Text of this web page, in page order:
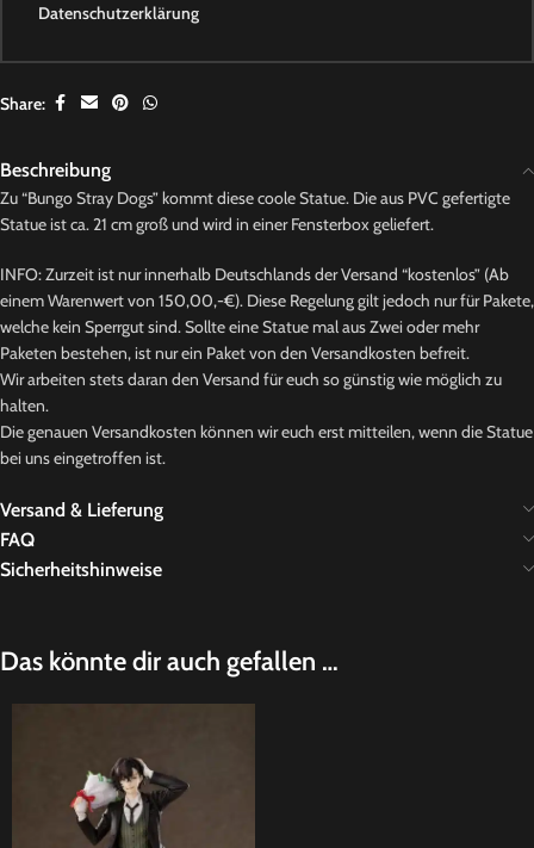
Datenschutzerklärung
Share:
Beschreibung
Zu “Bungo Stray Dogs” kommt diese coole Statue. Die aus PVC gefertigte
Statue ist ca. 21 cm groß und wird in einer Fensterbox geliefert.
INFO: Zurzeit ist nur innerhalb Deutschlands der Versand “kostenlos” (Ab
einem Warenwert von 150,00,-€). Diese Regelung gilt jedoch nur für Pakete,
welche kein Sperrgut sind. Sollte eine Statue mal aus Zwei oder mehr
Paketen bestehen, ist nur ein Paket von den Versandkosten befreit.
Wir arbeiten stets daran den Versand für euch so günstig wie möglich zu
halten.
Die genauen Versandkosten können wir euch erst mitteilen, wenn die Statue
bei uns eingetroffen ist.
Versand & Lieferung
FAQ
Sicherheitshinweise
Das könnte dir auch gefallen …